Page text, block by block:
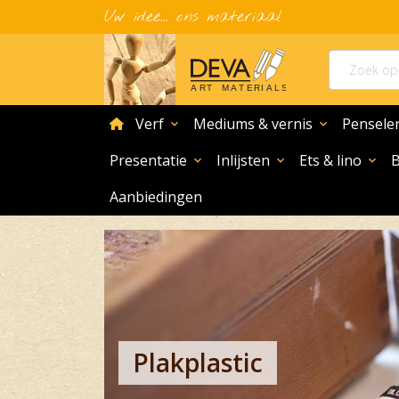
Uw idee... ons materiaal
home
Verf expand_more Mediums & vernis expand_more
Presentatie expand_more Inlijsten expand_more Ets & lino expand_more
Aanbiedingen
Plakplastic